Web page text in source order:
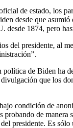
de estado, los
desde que
desde 1874, pero
del presidente, al
de Biden ha
que los
condición de
de
presidente. Es